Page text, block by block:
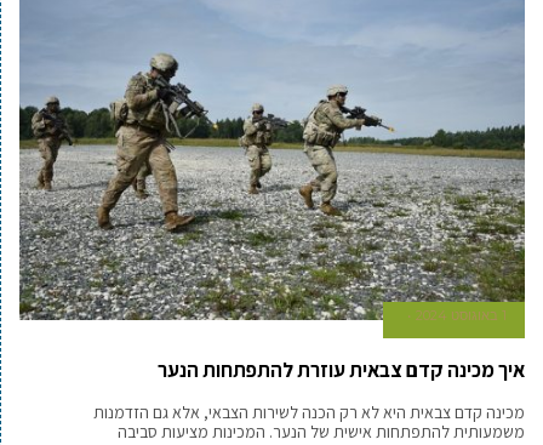
1 באוגוסט 2024
איך מכינה קדם צבאית עוזרת להתפתחות הנער
מכינה קדם צבאית היא לא רק הכנה לשירות הצבאי, אלא גם הזדמנות
משמעותית להתפתחות אישית של הנער. המכינות מציעות סביבה